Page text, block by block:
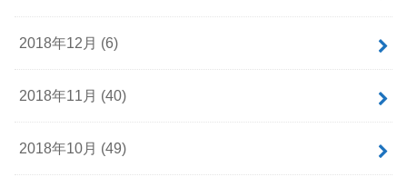
2018年12月 (6)
2018年11月 (40)
2018年10月 (49)